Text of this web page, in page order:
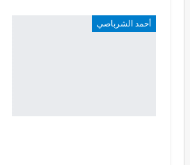
أحمد الشرباصي